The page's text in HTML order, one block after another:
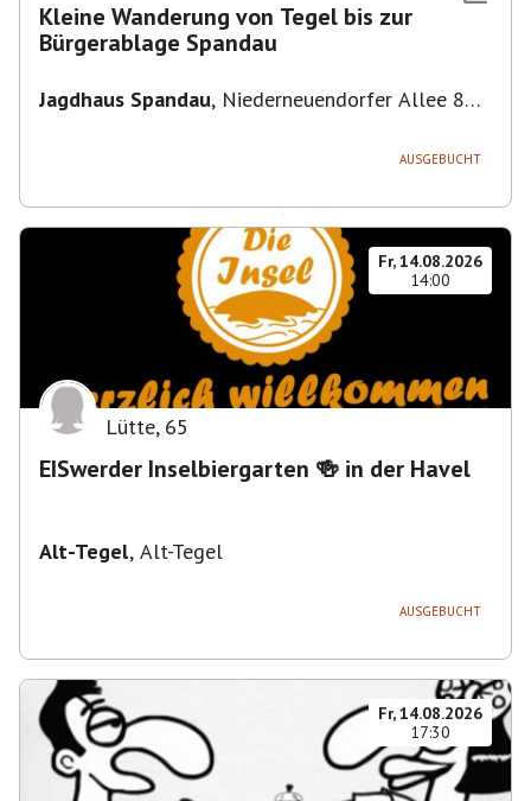
Kleine Wanderung von Tegel bis zur
Bürgerablage Spandau
Jagdhaus Spandau, Niederneuendorfer Allee 80,
AUSGEBUCHT
Fr, 14.08.2026
14:00
Lütte, 65
EISwerder Inselbiergarten 🍻 in der Havel
Alt-Tegel, Alt-Tegel
AUSGEBUCHT
Fr, 14.08.2026
17:30